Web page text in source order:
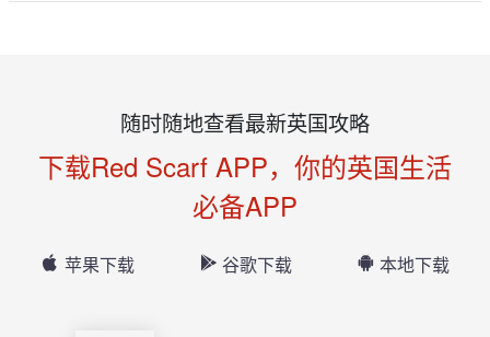
随时随地查看最新英国攻略
下载Red Scarf APP，你的英国生活
必备APP
苹果下载 谷歌下载 本地下载